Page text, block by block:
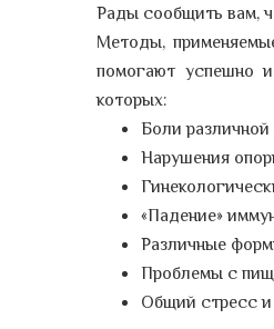
Рады сообщить вам,
Методы,
помогают успешно
которых:
Боли различной
Нарушения
«Падение»
Различные
Проблемы с
Общий стресс и